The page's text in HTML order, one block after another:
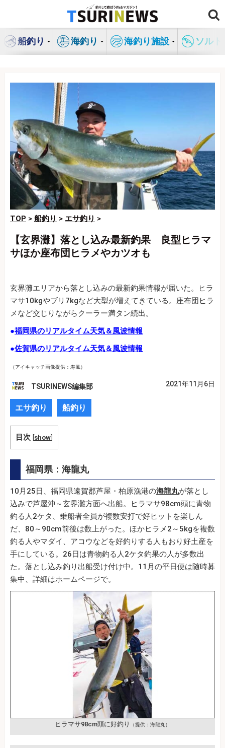
ン
船釣り 海釣り 海釣り施設 ソル
TOP > 船釣り > エサ釣り >
【玄界灘】落とし込み最新釣果 良型ヒラマ
サほか座布団ヒラメやカツオも
玄界灘エリアから落とし込みの最新釣果情報が届いた。ヒラ
マサ10kgやブリ7kgなど大型が増えてきている。座布団ヒラ
メなど交じりながらクーラー満タン続出。
●福岡県のリアルタイム天気＆風波情報
●佐賀県のリアルタイム天気＆風波情報
（アイキャッチ画像提供：寿風）
TSURINEWS編集部 2021年11月6日
エサ釣り 船釣り
目次 [show]
福岡県：海龍丸
10月25日、福岡県遠賀郡芦屋・柏原漁港の海龍丸が落とし
込みで芦屋沖～玄界灘方面へ出船。ヒラマサ98cm頭に青物
釣る人2ケタ、乗船者全員が複数安打で好ヒットを楽しん
だ、80～90cm前後は数上がった。ほかヒラメ2～5kgを複数
釣る人やマダイ、アコウなどを好釣りする人もおり好土産を
手にしている。26日は青物釣る人2ケタ釣果の人が多数出
た。落とし込み釣り出船受け付け中。11月の平日便は随時募
集中、詳細はホームページで。
ヒラマサ98cm頭に好釣り （提供：海龍丸）